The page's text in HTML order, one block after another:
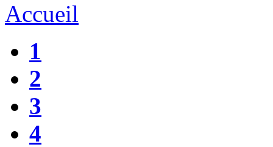
Accueil
1
2
3
4